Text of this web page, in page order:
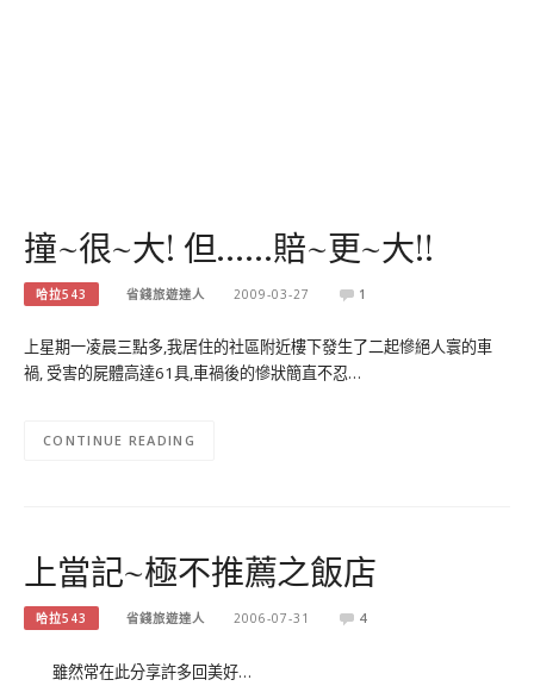
撞~很~大! 但……賠~更~大!!
哈拉543 省錢旅遊達人 2009-03-27 1
上星期一凌晨三點多,我居住的社區附近樓下發生了二起慘絕人寰的車
禍, 受害的屍體高達61具,車禍後的慘狀簡直不忍…
CONTINUE READING
上當記~極不推薦之飯店
哈拉543 省錢旅遊達人 2006-07-31 4
雖然常在此分享許多回美好…